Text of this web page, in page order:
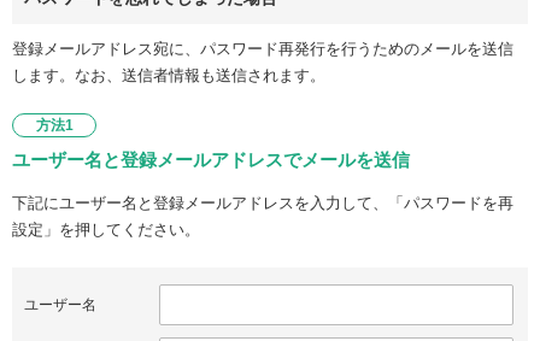
登録メールアドレス宛に、パスワード再発行を行うためのメールを送信
します。なお、送信者情報も送信されます。
方法1
ユーザー名と登録メールアドレスでメールを送信
下記にユーザー名と登録メールアドレスを入力して、「パスワードを再
設定」を押してください。
ユーザー名